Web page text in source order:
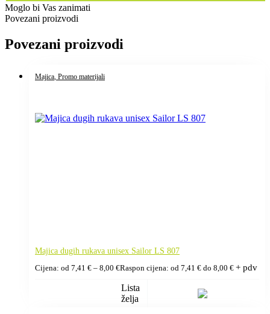
Moglo bi Vas zanimati
Povezani proizvodi
Povezani proizvodi
Majica, Promo materijali
Majica dugih rukava unisex Sailor LS 807
Cijena: od 7,41 € – 8,00 €Raspon cijena: od 7,41 € do 8,00 € + pdv
Lista
želja